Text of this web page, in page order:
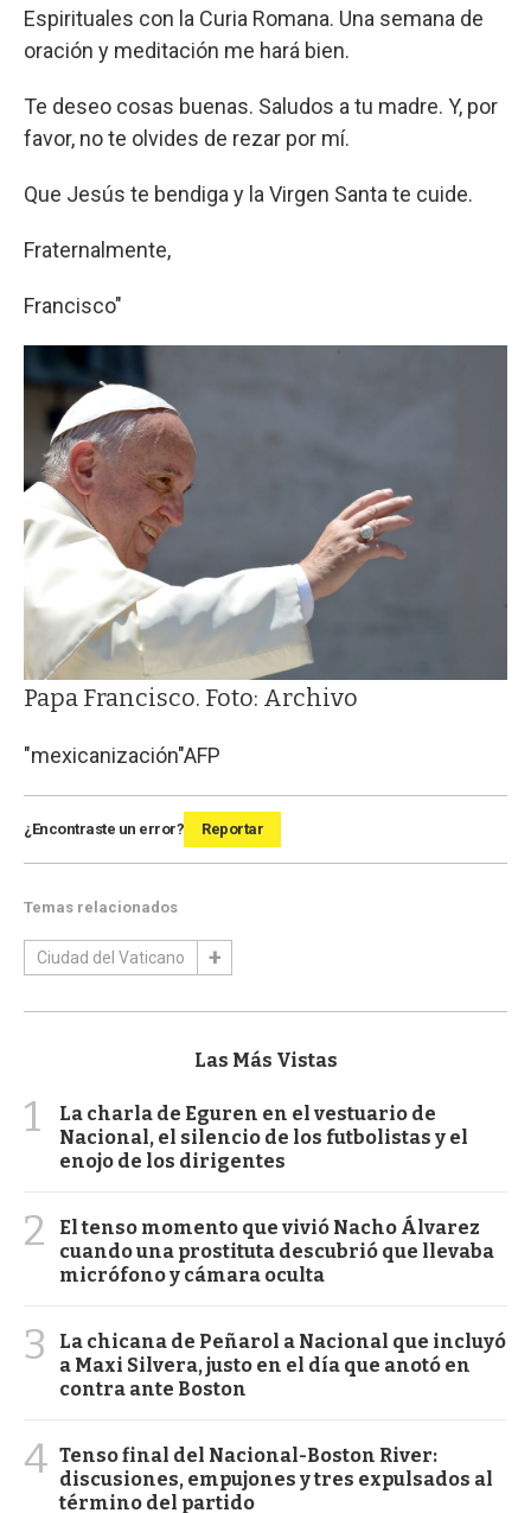
Espirituales con la Curia Romana. Una semana de
oración y meditación me hará bien.
Te deseo cosas buenas. Saludos a tu madre. Y, por
favor, no te olvides de rezar por mí.
Que Jesús te bendiga y la Virgen Santa te cuide.
Fraternalmente,
Francisco"
Papa Francisco. Foto: Archivo
"mexicanización"AFP
¿Encontraste un error? Reportar
Temas relacionados
Ciudad del Vaticano
Las Más Vistas
1
La charla de Eguren en el vestuario de
Nacional, el silencio de los futbolistas y el
enojo de los dirigentes
2
El tenso momento que vivió Nacho Álvarez
cuando una prostituta descubrió que llevaba
micrófono y cámara oculta
3
La chicana de Peñarol a Nacional que incluyó
a Maxi Silvera, justo en el día que anotó en
contra ante Boston
4 Tenso final del Nacional-Boston River:
discusiones, empujones y tres expulsados al
término del partido